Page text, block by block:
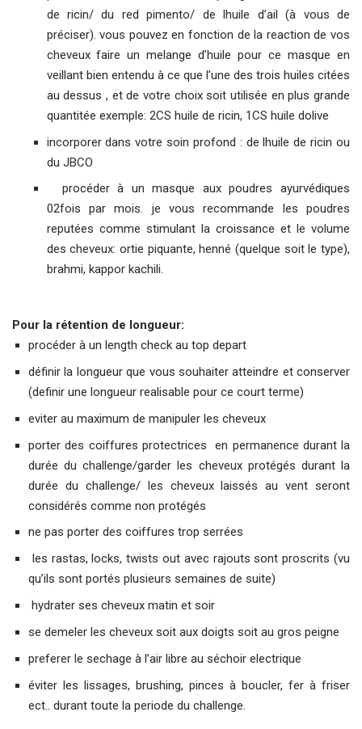
de ricin/ du red pimento/ de lhuile d’ail (à vous de
préciser). vous pouvez en fonction de la reaction de vos
cheveux faire un melange d’huile pour ce masque en
veillant bien entendu à ce que l’une des trois huiles citées
au dessus , et de votre choix soit utilisée en plus grande
quantitée exemple: 2CS huile de ricin, 1CS huile dolive
incorporer dans votre soin profond : de lhuile de ricin ou
du JBCO
procéder à un masque aux poudres ayurvédiques
02fois par mois. je vous recommande les poudres
reputées comme stimulant la croissance et le volume
des cheveux: ortie piquante, henné (quelque soit le type),
brahmi, kappor kachili.
Pour la rétention de longueur:
procéder à un length check au top depart
définir la longueur que vous souhaiter atteindre et conserver
(definir une longueur realisable pour ce court terme)
eviter au maximum de manipuler les cheveux
porter des coiffures protectrices en permanence durant la
durée du challenge/garder les cheveux protégés durant la
durée du challenge/ les cheveux laissés au vent seront
considérés comme non protégés
ne pas porter des coiffures trop serrées
les rastas, locks, twists out avec rajouts sont proscrits (vu
qu’ils sont portés plusieurs semaines de suite)
hydrater ses cheveux matin et soir
se demeler les cheveux soit aux doigts soit au gros peigne
preferer le sechage à l’air libre au séchoir electrique
éviter les lissages, brushing, pinces à boucler, fer à friser
ect.. durant toute la periode du challenge.